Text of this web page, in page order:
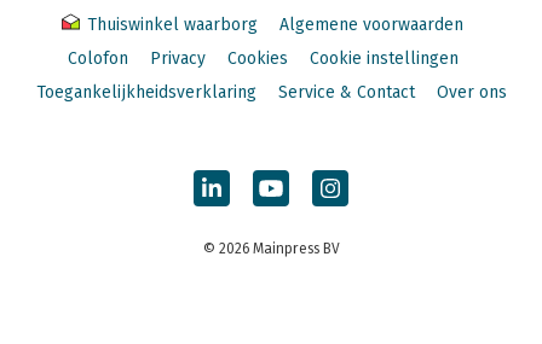
Thuiswinkel waarborg
Algemene voorwaarden
Colofon
Privacy Cookies
Cookie instellingen
Toegankelijkheidsverklaring
Service & Contact Over ons
© 2026 Mainpress BV